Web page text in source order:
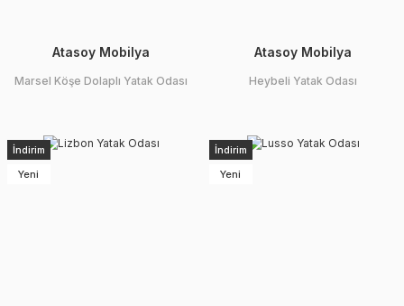
Atasoy Mobilya
Marsel Köşe Dolaplı Yatak Odası
Atasoy Mobilya
Heybeli Yatak Odası
İndirim
Yeni
İndirim
Yeni